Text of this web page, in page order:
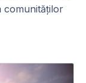
comunităților